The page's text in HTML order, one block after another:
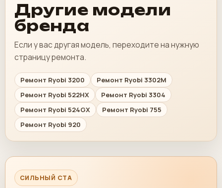
Другие модели
бренда
Если у вас другая модель, переходите на нужную
страницу ремонта.
Ремонт Ryobi 3200
Ремонт Ryobi 3302M
Ремонт Ryobi 522HX
Ремонт Ryobi 3304
Ремонт Ryobi 524GX
Ремонт Ryobi 755
Ремонт Ryobi 920
СИЛЬНЫЙ CTA